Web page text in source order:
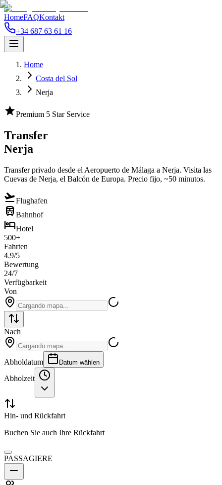
HomeFAQKontakt
+34 687 63 61 16
Home
Costa del Sol
Nerja
starPremium 5 Star Service
Transfer
Nerja
Transfer privado desde el Aeropuerto de Málaga a Nerja. Visita las
Cuevas de Nerja, el Balcón de Europa. Precio fijo, ~50 minutos.
flight_takeoffFlughafen
train Bahnhof
hotelHotel
500+
Fahrten
4.9/5
Bewertung
24/7
Verfügbarkeit
Von
Nach
Abholdatum Datum wählen
Abholzeit
Hin- und Rückfahrt
Buchen Sie auch Ihre Rückfahrt
PASSAGIERE